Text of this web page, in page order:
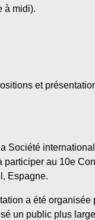
à midi).
et
Société
au 10e
Espagne.
a été
un public plus